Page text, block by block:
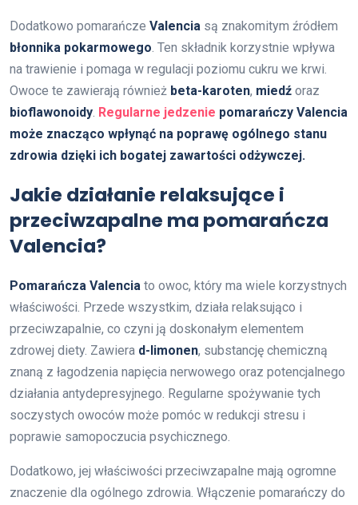
Dodatkowo pomarańcze Valencia są znakomitym źródłem
błonnika pokarmowego . Ten składnik korzystnie wpływa
na trawienie i pomaga w regulacji poziomu cukru we krwi.
Owoce te zawierają również beta-karoten, miedź oraz
bioflawonoidy Regularne jedzenie pomarańczy Valencia
może znacząco wpłynąć na poprawę ogólnego stanu
zdrowia dzięki ich bogatej zawartości odżywczej.
Jakie działanie relaksujące i
przeciwzapalne ma pomarańcza
Valencia?
Pomarańcza Valencia to owoc, który ma wiele korzystnych
właściwości. Przede wszystkim, działa relaksująco i
przeciwzapalnie, co czyni ją doskonałym elementem
zdrowej diety. Zawiera d-limonen, substancję chemiczną
znaną z łagodzenia napięcia nerwowego oraz potencjalnego
działania antydepresyjnego. Regularne spożywanie tych
soczystych owoców może pomóc w redukcji stresu i
poprawie samopoczucia psychicznego.
Dodatkowo, jej właściwości przeciwzapalne mają ogromne
znaczenie dla ogólnego zdrowia. Włączenie pomarańczy do